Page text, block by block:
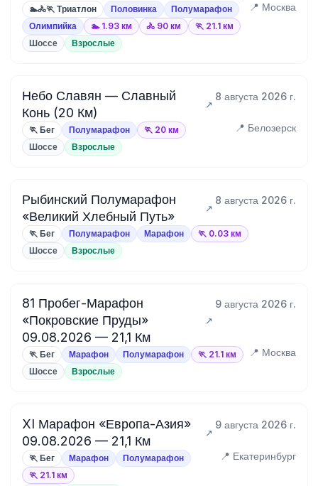
🏊🚴🏃 Триатлон Половинка
Полумарафон
Олимпийка
🏊 1.93 км 🚴 90 км 🏃 21.1 км
📍 Москва
Шоссе Взрослые
Небо Славян — Славный
Конь (20 Км)
8 августа 2026 г.
🏃 Бег Полумарафон 🏃 20 км 📍 Белозерск
Шоссе Взрослые
Рыбинский Полумарафон
«Великий Хлебный Путь»
8 августа 2026 г.
🏃 Бег Полумарафон Марафон
🏃 0.03 км
Шоссе
Взрослые
81 Пробег-Марафон
«Покровские Пруды»
09.08.2026 — 21,1 Км
9 августа 2026 г.
🏃 Бег Марафон Полумарафон 🏃 21.1 км 📍 Москва
Шоссе Взрослые
XI Марафон «Европа-Азия»
09.08.2026 — 21,1 Км
9 августа 2026 г.
🏃 Бег Марафон
Полумарафон
🏃 21.1 км
📍 Екатеринбург